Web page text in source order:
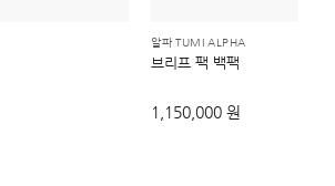
알파 TUMI ALPHA
브리프 팩 백팩
1,150,000 원